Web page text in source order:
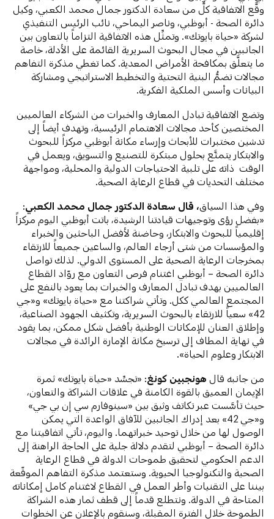
وقَّع الاتفاقية كلٌّ من سعادة الدكتور جمال محمد الكعبي، وكيل
دائرة الصحة - أبوظبي، وناصر اليماحي، نائب الرئيس التنفيذي
لشركة «حياة بايوتك». وتمثِّل هذه الاتفاقية التزاماً بالتعاون بين
الجانبين في مجال البحوث السريرية القائمة على الأدلة، خاصة
ما يتعلَّق بمكافحة الأمراض المعدية. كما تغطي مذكرة التفاهم
مجالات تضمُّ البنية التحتية والتخطيط الاستراتيجي ومشاركة
البيانات وأسس الملكية الفكرية.
وتضع الاتفاقية تبادل المعارف والخبرات من الشركاء العالميين
المختصين كأحد مجالات الاهتمام الرئيسية، وتهدف أيضاً إلى
تدشين مختبرات للأبحاث وإرساء مكانة أبوظبي مركزاً للبحوث
والابتكار يتمتَّع بحلول مبتكرة للتصنيع والتسويق، ويعمل في
الوقت ذاته على تلبية الاحتياجات الدولية والمحلية، ومواجهة
مختلف التحديات في قطاع الرعاية الصحية.
وفي هذا السياق، قال سعادة الدكتور جمال محمد الكعبي :
«بفضل رؤى وتوجيهات قيادتنا الرشيدة، باتت أبوظبي اليوم مركزاً
إقليمياً للبحوث والابتكار، وحاضنة لأفضل الباحثين والخبراء
والمؤسسات من شتى أرجاء العالم، والساعين جميعاً للارتقاء
بمخرجات الرعاية الصحية على المستوى الدولي. لذلك تواصل
دائرة الصحة – أبوظبي اغتنام فرص التعاون مع روّاد القطاع
العالميين بهدف تبادل المعارف والخبرات بما يعود بالنفع على
المجتمع العالمي ككل. وتأتي شراكتنا مع «حياة بايوتك» و«جي
42» سعياً للارتقاء بالبحوث السريرية، وتكثيف الجهود الصناعية،
وإطلاق العنان للإمكانات الوطنية بأفضل شكل ممكن، بما يقود
في نهاية المطاف إلى ترسيخ مكانة الإمارة الرائدة في مجالات
الابتكار وعلوم الحياة».
من جانبه قالهونجبين كونغ: «تجسِّد «حياة بايوتك» ثمرة
الإيمان العميق بالقوة الكامنة في علاقات الشراكة والتعاون،
حيث تأسَّست عبر تكاتف وثيق بين «سينوفارم سي إن بي جي»
و«جي 42» بعد إدراك الجانبين للآفاق الواعدة التي يمكن
الوصول لها من خلال توحيد خبراتهما. واليوم، تأتي اتفاقيتنا مع
دائرة الصحة – أبوظبي لتقدم دلالة جلية على الحاجة الراهنة إلى
الدعم الحكومي لتحقيق طموحات الدولة في قطاع الرعاية
الصحية والتكنولوجيا الحيوية. وستعتمد مذكرة التفاهم الموقّعة
بيننا على التقنيات وأطر العمل في القطاع لاغتنام كامل إمكاناته
المتاحة في الدولة. ونتطلع قدماً إلى قطف ثمار هذه الشراكة
الطموحة خلال الفترة المقبلة، وسنقوم بالإعلان عن الخطوات